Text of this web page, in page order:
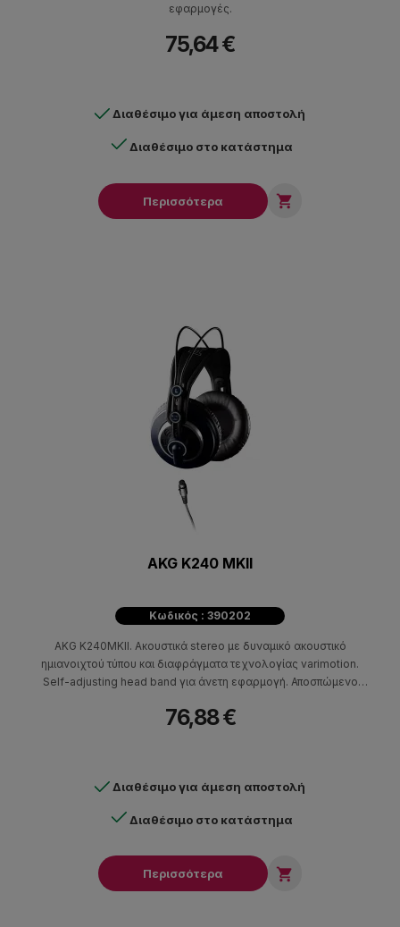
εφαρμογές.
75,64 €
Διαθέσιμο για άμεση αποστολή
Διαθέσιμο στο κατάστημα
Περισσότερα 
AKG K240 MKII
Κωδικός : 390202
AKG K240MKII. Ακουστικά stereo με δυναμικό ακουστικό
ημιανοιχτού τύπου και διαφράγματα τεχνολογίας varimotion.
Self-adjusting head band για άνετη εφαρμογή. Αποσπώμενο
DAT recorders, notebook ....
76,88 €
Διαθέσιμο για άμεση αποστολή
Διαθέσιμο στο κατάστημα
Περισσότερα 